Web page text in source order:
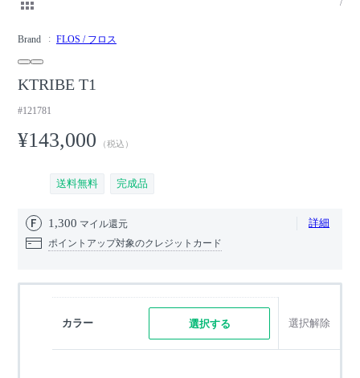
/
Brand FLOS / フロス
KTRIBE T1
#121781
¥143,000 （税込）
送料無料 完成品
1,300 マイル還元 詳細
ポイントアップ対象のクレジットカード
カラー 選択する 選択解除